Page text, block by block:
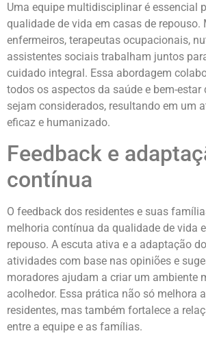
Uma equipe multidisciplinar é essencial
qualidade de vida em casas de repouso.
enfermeiros, terapeutas ocupacionais,
assistentes sociais trabalham juntos
cuidado integral. Essa abordagem
todos os aspectos da saúde e bem-estar
sejam considerados, resultando em um
eficaz e humanizado.
Feedback e
contínua
O feedback dos residentes e suas
melhoria contínua da qualidade de vida
repouso. A escuta ativa e a adaptação
atividades com base nas opiniões e
moradores ajudam a criar um ambiente
acolhedor. Essa prática não só melhora
residentes, mas também fortalece a
entre a equipe e as famílias.